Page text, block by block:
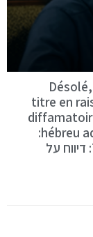
titre en
hébreu adaptée pour les lecteurs israéliens:
הדרמה המשפטית בתוכנית Teen Mom: דיווח על